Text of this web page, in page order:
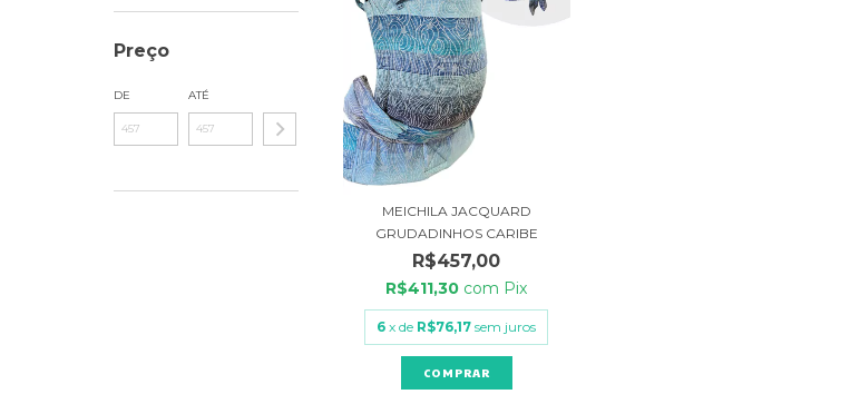
Preço
DE ATÉ
MEICHILA JACQUARD
GRUDADINHOS CARIBE
R$457,00
R$411,30 com Pix
6 x de R$76,17 sem juros